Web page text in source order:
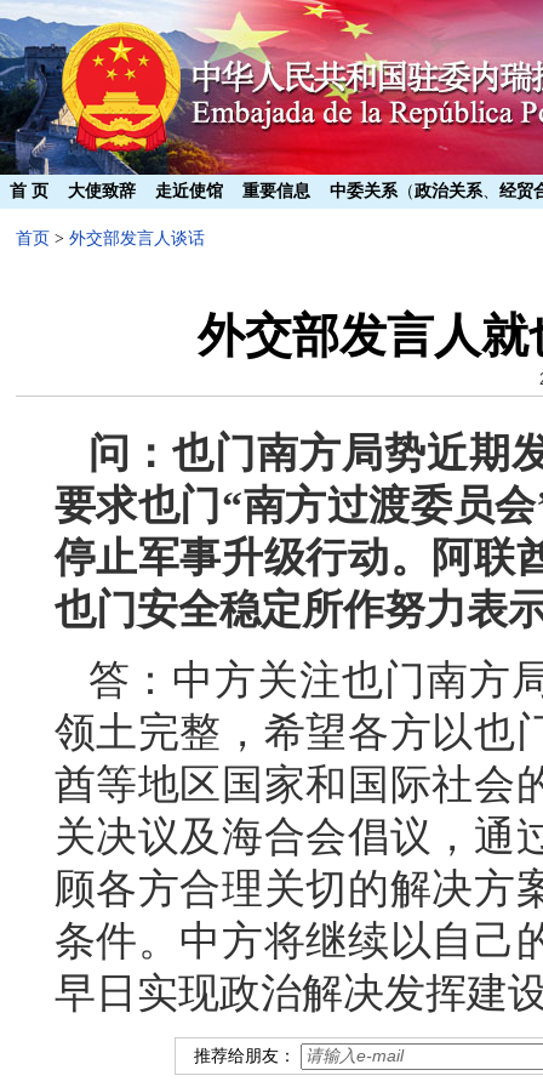
首 页 大使致辞 走近使馆 重要信息 中委关系（政治关系、 经贸
首页 > 外交部发言人谈话
外交部发言人
问：也门南方局势近期
要求也门“南方过渡委员
停止军事升级行动。阿联
也门安全稳定所作努力表
答：中方关注也门南方
领土完整，希望各方以也
酋等地区国家和国际社会
关决议及海合会倡议，通
顾各方合理关切的解决方
条件。中方将继续以自己
早日实现政治解决发挥建
推荐给朋友：